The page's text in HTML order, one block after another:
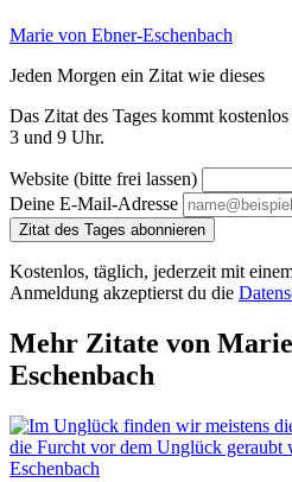
Marie von Ebner-Eschenbach
Jeden Morgen ein Zitat wie dieses
Das Zitat des Tages kommt
3 und 9 Uhr.
Website (bitte frei lassen)
Deine E-Mail-Adresse
Zitat des Tages abonnieren
Kostenlos, täglich, jederzeit mit
Anmeldung akzeptierst du die
Mehr Zitate von
Eschenbach